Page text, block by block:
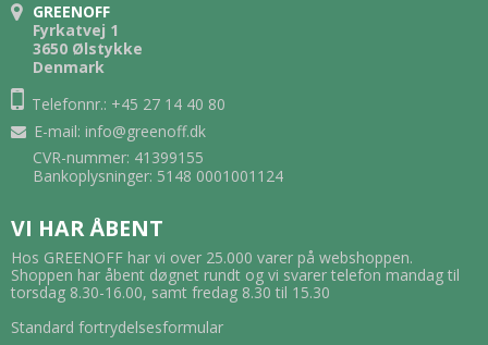
GREENOFF
Fyrkatvej 1
3650 Ølstykke
Denmark
Telefonnr.: +45 27 14 40 80
E-mail: info@greenoff.dk
CVR-nummer: 41399155
Bankoplysninger: 5148 0001001124
VI HAR ÅBENT
Hos GREENOFF har vi over 25.000 varer på webshoppen.
Shoppen har åbent døgnet rundt og vi svarer telefon mandag til
torsdag 8.30-16.00, samt fredag 8.30 til 15.30
Standard fortrydelsesformular